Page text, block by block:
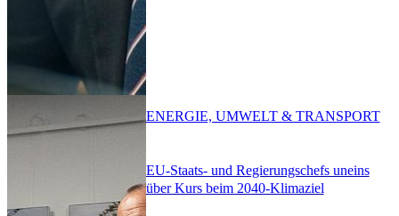
EU-Staats- und Regierungschefs uneins
über Kurs beim 2040-Klimaziel
ENERGIE, UMWELT & TRANSPORT